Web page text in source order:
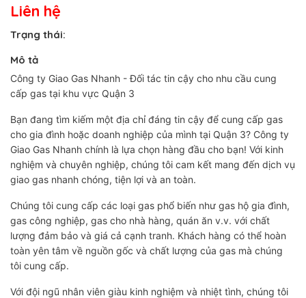
Liên hệ
Trạng thái:
Mô tả
Công ty Giao Gas Nhanh - Đối tác tin cậy cho nhu cầu cung
cấp gas tại khu vực Quận 3
Bạn đang tìm kiếm một địa chỉ đáng tin cậy để cung cấp gas
cho gia đình hoặc doanh nghiệp của mình tại Quận 3? Công ty
Giao Gas Nhanh chính là lựa chọn hàng đầu cho bạn! Với kinh
nghiệm và chuyên nghiệp, chúng tôi cam kết mang đến dịch vụ
giao gas nhanh chóng, tiện lợi và an toàn.
Chúng tôi cung cấp các loại gas phổ biến như gas hộ gia đình,
gas công nghiệp, gas cho nhà hàng, quán ăn v.v. với chất
lượng đảm bảo và giá cả cạnh tranh. Khách hàng có thể hoàn
toàn yên tâm về nguồn gốc và chất lượng của gas mà chúng
tôi cung cấp.
Với đội ngũ nhân viên giàu kinh nghiệm và nhiệt tình, chúng tôi